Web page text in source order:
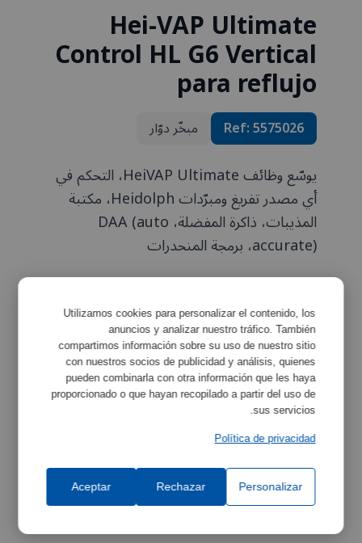
Hei-VAP Ultimate
Control HL G6 Vertical
para reflujo
Ref:5575026 مبخّر دوّار
يوسّع وظائف HeiVAP Ultimate، التحكم في
أي مصدر تفريغ ومبرّدات Heidolph، مكتبة
المذيبات، ذاكرة المفضلة، DAA (auto
accurate)، برمجة المنحدرات
الخصائص تكبير
مواصفات المعدات
Utilizamos cookies para personalizar el contenido, los
anuncios y analizar nuestro tráfico. También
compartimos información sobre su uso de nuestro sitio
con nuestros socios de publicidad y análisis, quienes
pueden combinarla con otra información que les haya
proporcionado o que hayan recopilado a partir del uso de
sus servicios.
Política de privacidad
Personalizar
Rechazar
Aceptar